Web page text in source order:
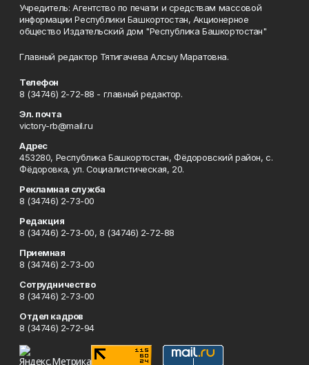
Учредитель: Агентство по печати и средствам массовой
информации Республики Башкортостан, Акционерное
общество Издательский дом "Республика Башкортостан"
Главный редактор Тятигачева Алсыу Маратовна.
Телефон
8 (34746) 2-72-88 - главный редактор.
Эл. почта
victory-rb@mail.ru
Адрес
453280, Республика Башкортостан, Фёдоровский район, с.
Фёдоровка, ул. Социалистическая, 20.
Рекламная служба
8 (34746) 2-73-00
Редакция
8 (34746) 2-73-00, 8 (34746) 2-72-88
Приемная
8 (34746) 2-73-00
Сотрудничество
8 (34746) 2-73-00
Отдел кадров
8 (34746) 2-72-94